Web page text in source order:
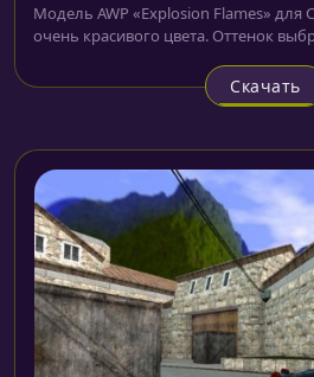
Модель AWP «Explosion Flames» для
очень красивого цвета. Оттенок
Скачать